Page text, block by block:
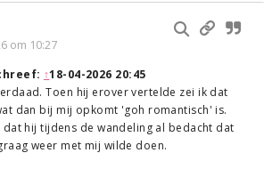
om 10:27
↑18-04-2026 20:45
Toen hij erover vertelde zei ik dat
dan bij mij opkomt 'goh romantisch' is.
dat hij tijdens de wandeling al bedacht dat
weer met mij wilde doen.